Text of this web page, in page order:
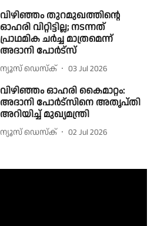
വിഴിഞ്ഞം തുറമുഖത്തിന്റെ
ഓഹരി വിറ്റിട്ടില്ല; നടന്നത്
പ്രാഥമിക ചര്‍ച്ച മാത്രമെന്ന്
അദാനി പോര്‍ട്‌സ്
ന്യൂസ് ഡെസ്ക് 03 Jul 2026
വിഴിഞ്ഞം ഓഹരി കൈമാറ്റം:
അദാനി പോർട്സിനെ അതൃപ്തി
അറിയിച്ച് മുഖ്യമന്ത്രി
ന്യൂസ് ഡെസ്ക് 02 Jul 2026